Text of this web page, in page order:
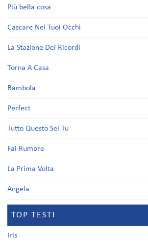
Più bella cosa
Cascare Nei Tuoi Occhi
La Stazione Dei Ricordi
Torna A Casa
Bambola
Perfect
Tutto Questo Sei Tu
Fai Rumore
La Prima Volta
Angela
TOP TESTI
Iris